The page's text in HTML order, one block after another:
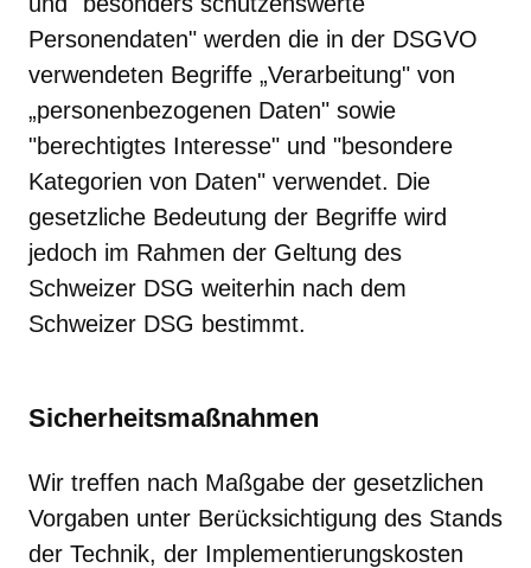
Personendaten" werden die in der DSGVO
verwendeten Begriffe „Verarbeitung" von
„personenbezogenen Daten" sowie
"berechtigtes Interesse" und "besondere
Kategorien von Daten" verwendet. Die
gesetzliche Bedeutung der Begriffe wird
jedoch im Rahmen der Geltung des
Schweizer DSG weiterhin nach dem
Schweizer DSG bestimmt.
Sicherheitsmaßnahmen
Wir treffen nach Maßgabe der gesetzlichen
Vorgaben unter Berücksichtigung des Stands
der Technik, der Implementierungskosten